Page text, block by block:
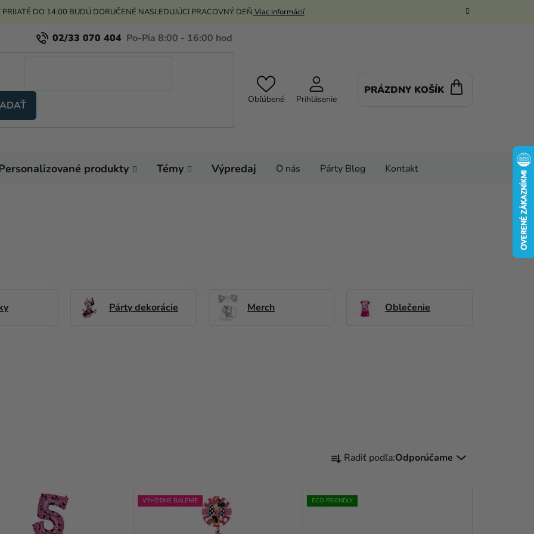
PRIJATÉ DO 14:00 BUDÚ DORUČENÉ NASLEDUJÚCI PRACOVNÝ DEŇ Viac informácií
02/33 070 404
Obľúbené Prihlásenie
PRÁZDNY KOŠÍK
produkty Témy Výpredaj O nás Párty Blog Kontakt
Párty dekorácie Merch Oblečenie
R
D
E
Radiť podľa:Odporúčame
VÝHODNÉ BALENIE ECO FRIENDLY